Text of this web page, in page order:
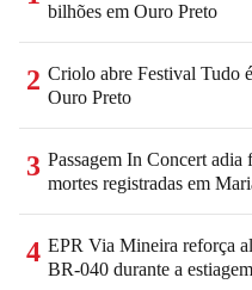
bilhões em Ouro Preto
2 Criolo abre Festival Tudo
Ouro Preto
3 Passagem In Concert adia
mortes registradas em
4 EPR Via Mineira reforça
BR-040 durante a estiagem